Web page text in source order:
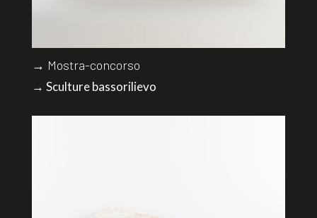
→ Mostra-concorso
→ Sculture bassorilievo